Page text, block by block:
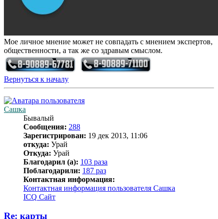
Мое личное мнение может не совпадать с мнением экспертов,
общественности, а так же со здравым смыслом.
Вернуться к началу
Сашка
Бывалый
Сообщения: 288
Зарегистрирован: 19 дек 2013, 11:06
откуда: Урай
Откуда: Урай
Благодарил (а): 103 раза
Поблагодарили: 187 раз
Контактная информация:
Контактная информация пользователя Сашка
ICQ Сайт
Re: карты